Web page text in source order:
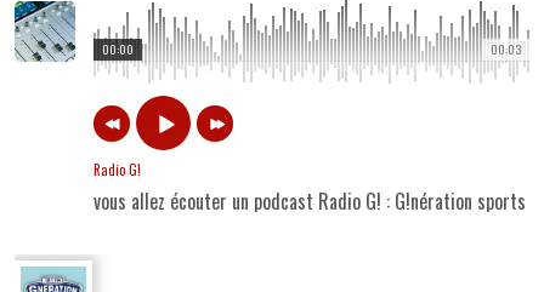
00:03
00:00
Radio G!
vous allez écouter un podcast Radio G! : G!nération sports